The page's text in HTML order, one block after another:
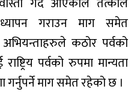
गराउन माग समेत
कठोर पर्वको
पर्वको रुपमा मान्यता
गर्नुपर्ने माग समेत रहेको छ ।